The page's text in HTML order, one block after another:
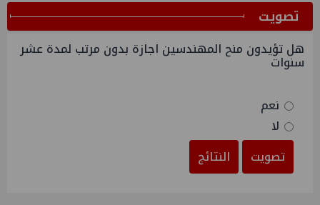
ﺗﺼﻮﻳﺖ
هل تؤيدون منح المهندسين اجازة بدون مرتب لمدة عشر
سنوات
نعم
لا
تصويت
النتائج